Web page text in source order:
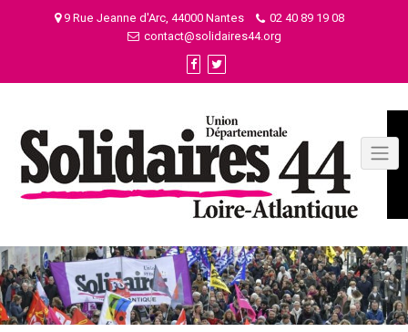
9 Rue Jeanne d'Arc, 44000 Nantes
02 40 89 19 08
contact@solidaires44.org